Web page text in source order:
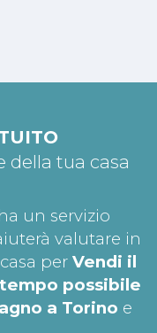
della tua casa
ha un servizio
valutare in
per Vendi il
possibile
a Torino e